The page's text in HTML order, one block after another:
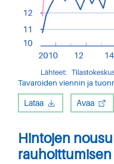
Tavaroiden viennin ja
Lataa Avaa
Hintojen